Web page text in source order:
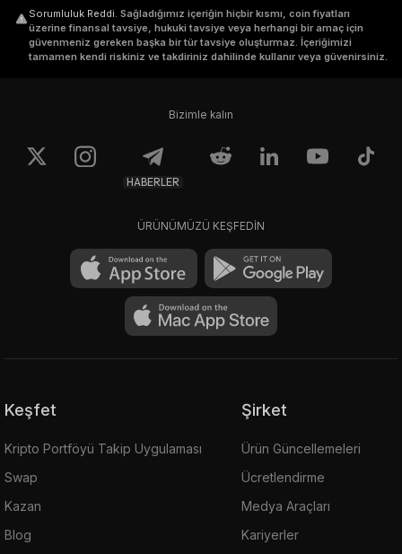
Sorumluluk Reddi. Sağladığımız içeriğin hiçbir kısmı, coin fiyatları
üzerine finansal tavsiye, hukuki tavsiye veya herhangi bir amaç için
güvenmeniz gereken başka bir tür tavsiye oluşturmaz. İçeriğimizi
tamamen kendi riskiniz ve takdiriniz dahilinde kullanır veya güvenirsiniz.
Bizimle kalın
HABERLER
ÜRÜNÜMÜZÜ KEŞFEDİN
Keşfet
Kripto Portföyü Takip Uygulaması
Swap
Kazan
Blog
Şirket
Ürün Güncellemeleri
Ücretlendirme
Medya Araçları
Kariyerler